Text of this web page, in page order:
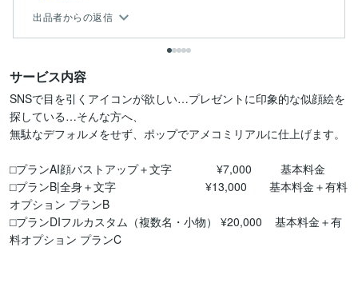
出品者からの返信
サービス内容
SNSで目を引くアイコンが欲しい…プレゼントに印象的な似顔絵を
探している…そんな方へ、
無駄なデフォルメをせず、ポップでアメコミリアルに仕上げます。
⬜︎プランAI顔バストアップ＋文字　　       ¥7,000  　　基本料金
⬜︎プランB|全身＋文字                            ¥13,000　　基本料金＋有料
オプション プランB
⬜︎プランDIフルカスタム（複数名・小物） ¥20,000    基本料金＋有
料オプション プランC